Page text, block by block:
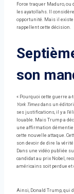
Force traquer Maduro, ou
les ayatollahs. Il
opportunité. Mais il
rappellent cette décision.
son
« Pourquoi cette guerre
York Times dans un
ses justifications, il y a
louable. Mais Trump a
une affirmation démentie
cette nouvelle attaque.
son devoir de dire la
Dans une vidéo publiée
candidat au prix Nobel,
américains soit perdue et
Ainsi, Donald Trump, qui